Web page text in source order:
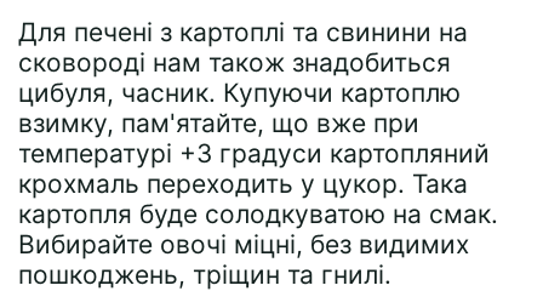
Для печені з картоплі та свинини на
сковороді нам також знадобиться
цибуля, часник. Купуючи картоплю
взимку, пам'ятайте, що вже при
температурі +3 градуси картопляний
крохмаль переходить у цукор. Така
картопля буде солодкуватою на смак.
Вибирайте овочі міцні, без видимих ​​
пошкоджень, тріщин та гнилі.